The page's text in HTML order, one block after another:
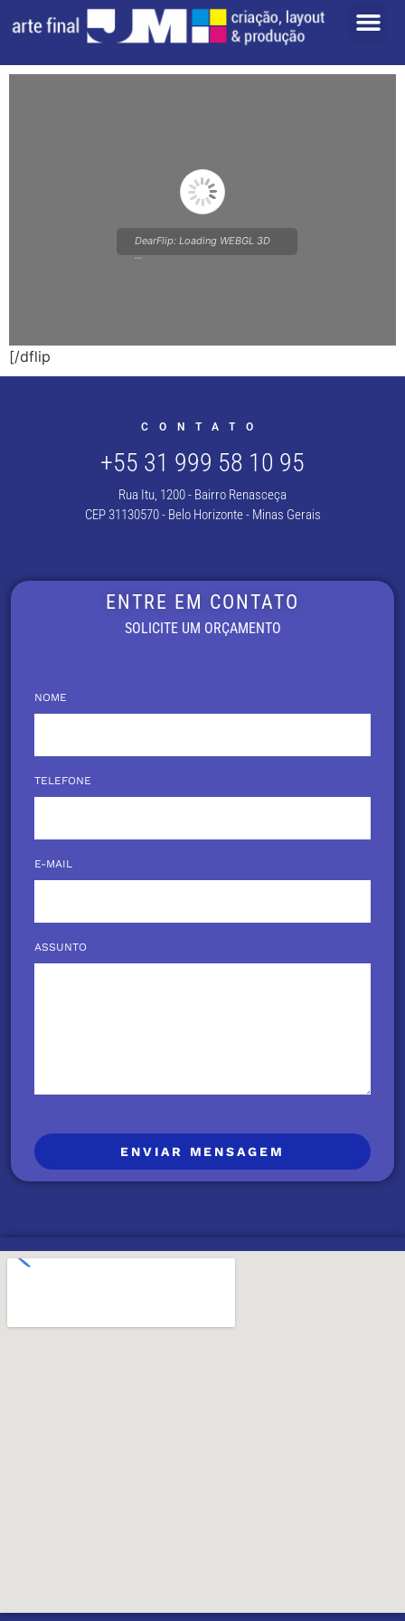
Please wait while flipbook is
to DearFlip WordPress
Flipbook Plugin Help
DearFlip: Loading WEBGL 3D
...
[/dflip
CONTATO
+55 31 999 58 10 95
Rua Itu, 1200 - Bairro Renasceça
CEP 31130570 - Belo Horizonte - Minas Gerais
ENTRE EM CONTATO
SOLICITE UM ORÇAMENTO
NOME
TELEFONE
E-MAIL
ASSUNTO
ENVIAR MENSAGEM